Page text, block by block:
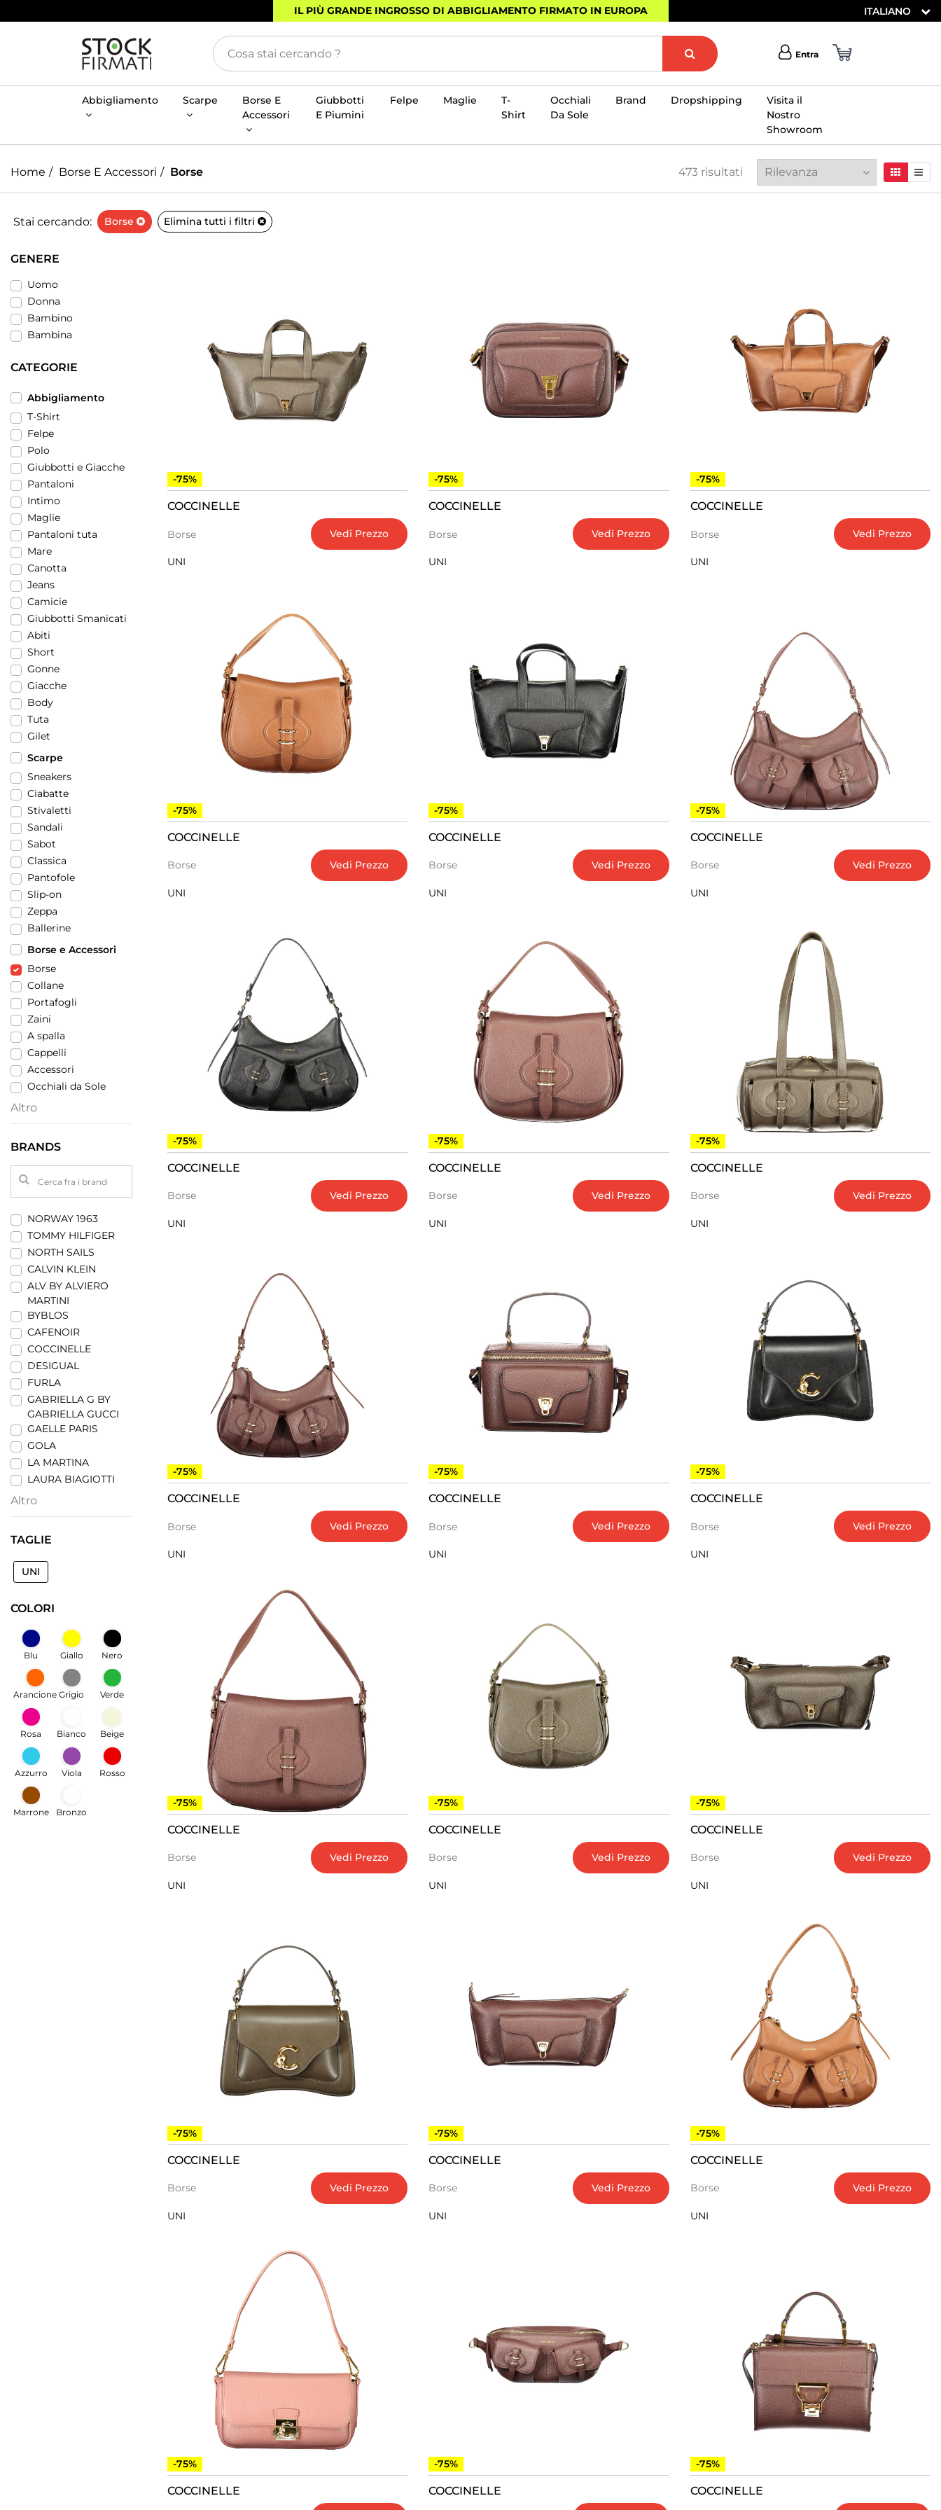
IL PIÙ GRANDE INGROSSO DI ABBIGLIAMENTO FIRMATO IN EUROPA ITALIANO
Entra
Abbigliamento Scarpe
Borse E
Accessori
Giubbotti
E Piumini
Felpe Maglie
T-
Shirt
Occhiali
Da Sole
Brand Dropshipping
Visita il
Nostro
Showroom
×
Home Borse E Accessori Borse 473 risultati
Stai cercando: Borse Elimina tutti i filtri
-75%
COCCINELLE
Borse Vedi Prezzo
UNI
-75%
COCCINELLE
Borse Vedi Prezzo
UNI
-75%
COCCINELLE
Borse Vedi Prezzo
UNI
-75%
COCCINELLE
Borse Vedi Prezzo
UNI
-75%
COCCINELLE
Borse Vedi Prezzo
UNI
-75%
COCCINELLE
Borse Vedi Prezzo
UNI
-75%
COCCINELLE
Borse Vedi Prezzo
UNI
-75%
COCCINELLE
Borse Vedi Prezzo
UNI
-75%
COCCINELLE
Borse Vedi Prezzo
UNI
-75%
COCCINELLE
Borse Vedi Prezzo
UNI
-75%
COCCINELLE
Borse Vedi Prezzo
UNI
-75%
COCCINELLE
Borse Vedi Prezzo
UNI
-75%
COCCINELLE
Borse Vedi Prezzo
UNI
-75%
COCCINELLE
Borse Vedi Prezzo
UNI
-75%
COCCINELLE
Borse Vedi Prezzo
UNI
-75%
COCCINELLE
Borse Vedi Prezzo
UNI
-75%
COCCINELLE
Borse Vedi Prezzo
UNI
-75%
COCCINELLE
Borse Vedi Prezzo
UNI
-75%
COCCINELLE
-75%
COCCINELLE
-75%
COCCINELLE
GENERE
Uomo
Donna
Bambino
Bambina
CATEGORIE
Abbigliamento
T-Shirt
Felpe
Polo
Giubbotti e Giacche
Pantaloni
Intimo
Maglie
Pantaloni tuta
Mare
Canotta
Jeans
Camicie
Giubbotti Smanicati
Abiti
Short
Gonne
Giacche
Body
Tuta
Gilet
Scarpe
Sneakers
Ciabatte
Stivaletti
Sandali
Sabot
Classica
Pantofole
Slip-on
Zeppa
Ballerine
Borse e Accessori
Borse
Collane
Portafogli
Zaini
A spalla
Cappelli
Accessori
Occhiali da Sole
Altro
BRANDS
NORWAY 1963
TOMMY HILFIGER
NORTH SAILS
CALVIN KLEIN
ALV BY ALVIERO
MARTINI
BYBLOS
CAFENOIR
COCCINELLE
DESIGUAL
FURLA
GABRIELLA G BY
GABRIELLA GUCCI
GAELLE PARIS
GOLA
LA MARTINA
LAURA BIAGIOTTI
Altro
TAGLIE
UNI
COLORI
Blu Giallo Nero
Arancione Grigio Verde
Rosa Bianco Beige
Azzurro Viola Rosso
Marrone Bronzo